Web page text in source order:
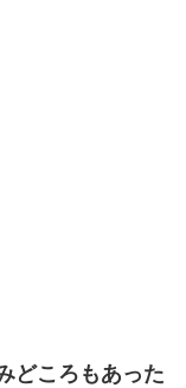
どころもあった